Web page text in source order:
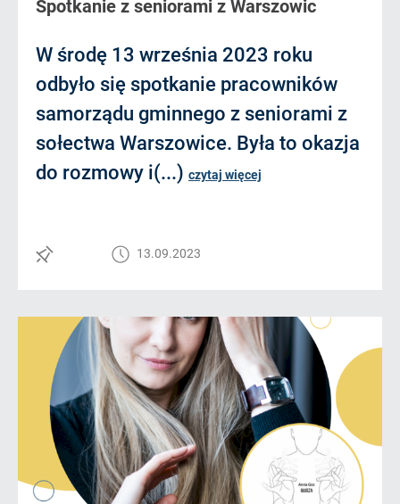
Spotkanie z seniorami z Warszowic
W środę 13 września 2023 roku
odbyło się spotkanie pracowników
samorządu gminnego z seniorami z
sołectwa Warszowice. Była to okazja
do rozmowy i(...) czytaj więcej
13.09.2023